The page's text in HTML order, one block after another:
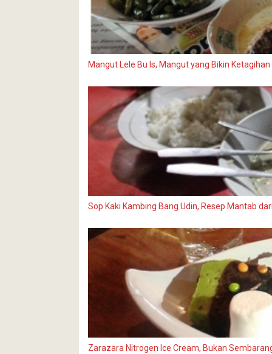
Mangut Lele Bu Is, Mangut yang Bikin Ketagihan
Sop Kaki Kambing Bang Udin, Resep Mantab
Zarazara Nitrogen Ice Cream, Bukan